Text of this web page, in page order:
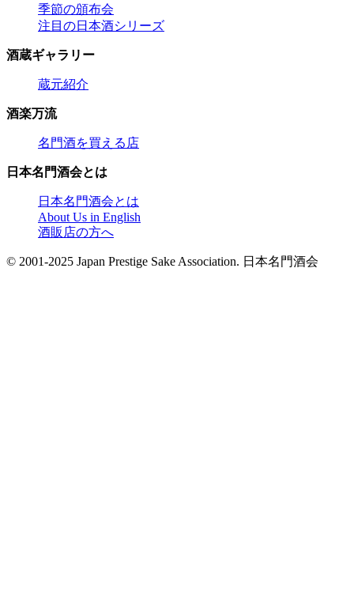
季節の頒布会
注目の日本酒シリーズ
酒蔵ギャラリー
蔵元紹介
酒楽万流
名門酒を買える店
日本名門酒会とは
日本名門酒会とは
About Us in English
酒販店の方へ
© 2001-2025 Japan Prestige Sake Association. 日本名門酒会